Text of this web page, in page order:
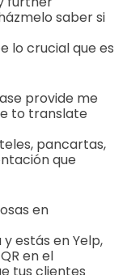
saber si
lo crucial que es
provide me
to translate
pancartas,
que
en
estás en Yelp,
en el
tus clientes